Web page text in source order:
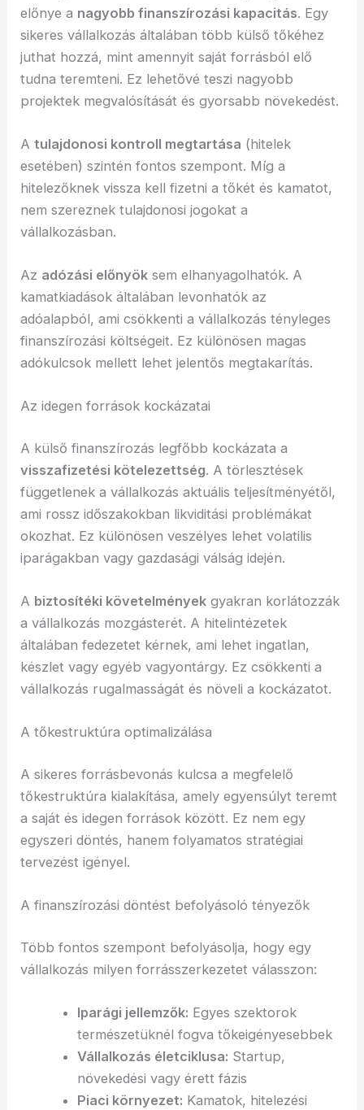
előnye a nagyobb finanszírozási kapacitás. Egy
sikeres vállalkozás általában több külső tőkéhez
juthat hozzá, mint amennyit saját forrásból elő
tudna teremteni. Ez lehetővé teszi nagyobb
projektek megvalósítását és gyorsabb növekedést.
Atulajdonosi kontroll megtartása (hitelek
esetében) szintén fontos szempont. Míg a
hitelezőknek vissza kell fizetni a tőkét és kamatot,
nem szereznek tulajdonosi jogokat a
vállalkozásban.
Az adózási előnyök sem elhanyagolhatók. A
kamatkiadások általában levonhatók az
adóalapból, ami csökkenti a vállalkozás tényleges
finanszírozási költségeit. Ez különösen magas
adókulcsok mellett lehet jelentős megtakarítás.
Az idegen források kockázatai
A külső finanszírozás legfőbb kockázata a
visszafizetési kötelezettség. A törlesztések
függetlenek a vállalkozás aktuális teljesítményétől,
ami rossz időszakokban likviditási problémákat
okozhat. Ez különösen veszélyes lehet volatilis
iparágakban vagy gazdasági válság idején.
A biztosítéki követelmények gyakran korlátozzák
a vállalkozás mozgásterét. A hitelintézetek
általában fedezetet kérnek, ami lehet ingatlan,
készlet vagy egyéb vagyontárgy. Ez csökkenti a
vállalkozás rugalmasságát és növeli a kockázatot.
A tőkestruktúra optimalizálása
A sikeres forrásbevonás kulcsa a megfelelő
tőkestruktúra kialakítása, amely egyensúlyt teremt
a saját és idegen források között. Ez nem egy
egyszeri döntés, hanem folyamatos stratégiai
tervezést igényel.
A finanszírozási döntést befolyásoló tényezők
Több fontos szempont befolyásolja, hogy egy
vállalkozás milyen forrásszerkezetet válasszon:
Iparági jellemzők: Egyes szektorok
természetüknél fogva tőkeigényesebbek
Vállalkozás életciklusa: Startup,
növekedési vagy érett fázis
Piaci környezet: Kamatok, hitelezési